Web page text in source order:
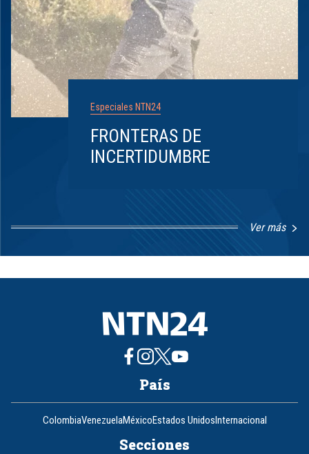
Especiales NTN24
FRONTERAS DE
INCERTIDUMBRE
Ver más
8
País
ColombiaVenezuelaMéxicoEstados UnidosInternacional
Secciones